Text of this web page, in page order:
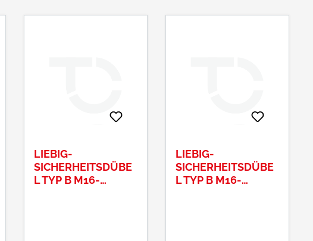
LIEBIG-
SICHERHEITSDÜBE
L TYP B M16-
LIEBIG-
SICHERHEITSDÜBE
L TYP B M16-